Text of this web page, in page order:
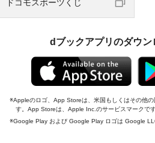
ドコモスポーツくじ
dブックアプリのダウン
Appleのロゴ、App Storeは、米国もしくはその他
す。App Storeは、Apple Inc.のサービスマークです
Google Play および Google Play ロゴは Google